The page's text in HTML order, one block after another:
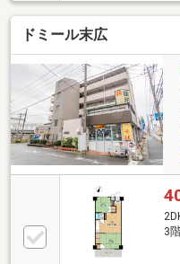
整う2WAY化粧室
ター付オートロッ
配BOX完備●小学
暮らせます(1住戸
(機械式のためサ
ドミール末広
3